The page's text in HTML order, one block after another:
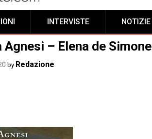
INTERVISTE NOTIZIE
Agnesi – Elena de Simone
by Redazione